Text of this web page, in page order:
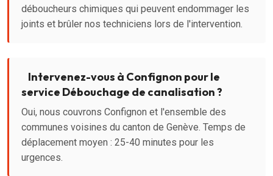
déboucheurs chimiques qui peuvent endommager les
joints et brûler nos techniciens lors de l'intervention.
Intervenez-vous à Confignon pour le
service Débouchage de canalisation ?
Oui, nous couvrons Confignon et l'ensemble des
communes voisines du canton de Genève. Temps de
déplacement moyen : 25-40 minutes pour les
urgences.